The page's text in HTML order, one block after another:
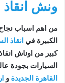
ونش انقاذ
من اهم اسباب
الكبيرة في انقاذ
كبير من اوناش
السيارات بجودة
القاهرة الجديدة و